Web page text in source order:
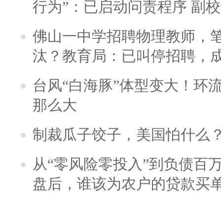
行为”：已启动问责程序 副
佛山一中学招聘物理教师，
汰？教育局：已叫停招聘，
台风“白海豚”体型变大！环
那么大
制裁瓜子饺子，美国怕什么
从“零风险零投入”到负债百
盘后，谁该为农户的贷款买